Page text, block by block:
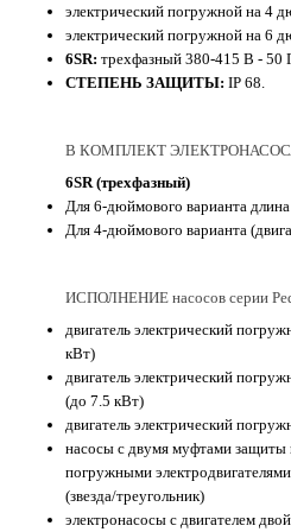
электрический погружной на 4
электрический погружной на 6
6SR: трехфазный 380-415 В - 50
СТЕПЕНЬ ЗАЩИТЫ: IP 68.
В КОМПЛЕКТ
6SR (трехфазный)
Для 6-дюймового варианта
Для 4-дюймового варианта
ИСПОЛНЕНИЕ насосов серии
двигатель электрический
кВт)
двигатель электрический
(до 7.5 кВт)
двигатель электрический
насосы с двумя муфтами защиты
погружными
(звезда/треугольник)
электронасосы с двигателем